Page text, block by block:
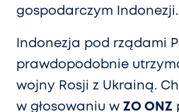
gospodarczym Indonezji.
Indonezja pod rządami
prawdopodobnie
wojny Rosji z Ukrainą.
w głosowaniu w ZO ONZ